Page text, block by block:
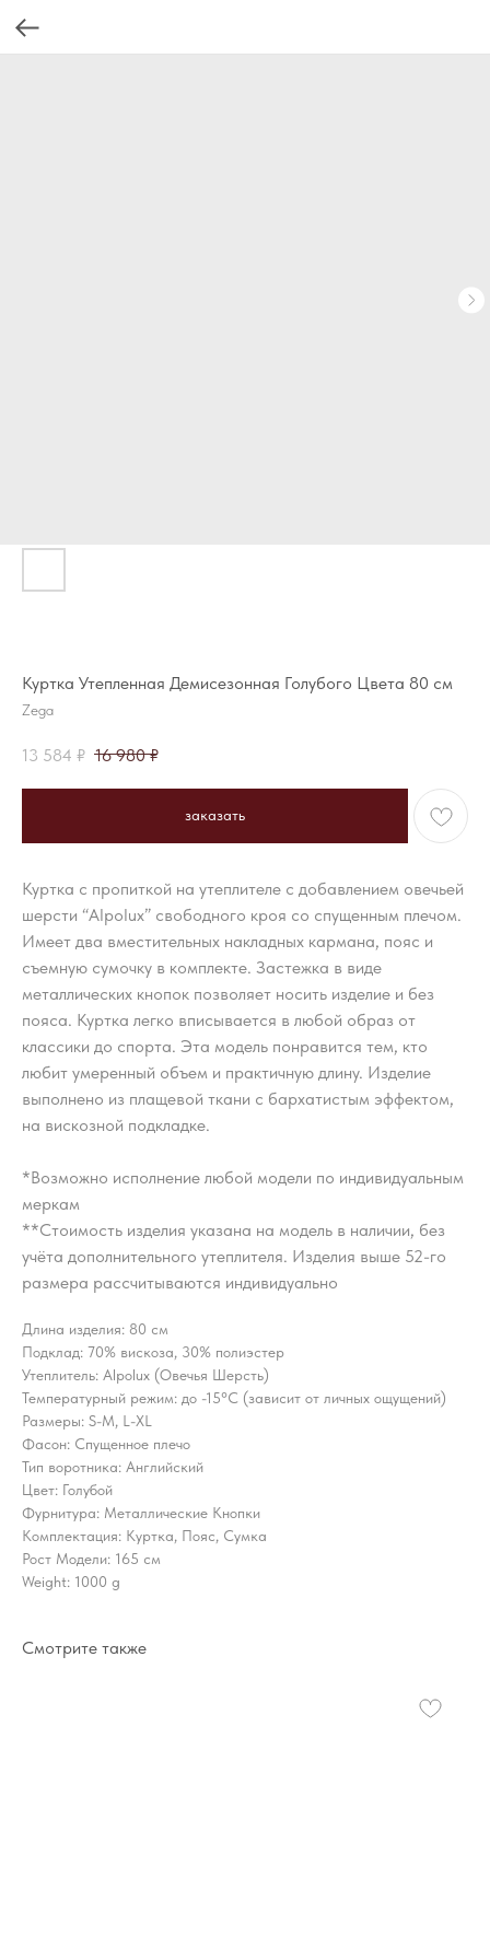
Куртка Утепленная Демисезонная Голубого Цвета 80 см
Zega
13 584 ₽ 16 980 ₽
заказать
Куртка с пропиткой на утеплителе с добавлением овечьей
шерсти “Alpolux” свободного кроя со спущенным плечом.
Имеет два вместительных накладных кармана, пояс и
съемную сумочку в комплекте. Застежка в виде
металлических кнопок позволяет носить изделие и без
пояса. Куртка легко вписывается в любой образ от
классики до спорта. Эта модель понравится тем, кто
любит умеренный объем и практичную длину. Изделие
выполнено из плащевой ткани с бархатистым эффектом,
на вискозной подкладке.
*Возможно исполнение любой модели по индивидуальным
меркам
**Стоимость изделия указана на модель в наличии, без
учёта дополнительного утеплителя. Изделия выше 52-го
размера рассчитываются индивидуально
Длина изделия: 80 см
Подклад: 70% вискоза, 30% полиэстер
Утеплитель: Alpolux (Овечья Шерсть)
Температурный режим: до -15°C (зависит от личных ощущений)
Размеры: S-M, L-XL
Фасон: Спущенное плечо
Тип воротника: Английский
Цвет: Голубой
Фурнитура: Металлические Кнопки
Комплектация: Куртка, Пояс, Сумка
Рост Модели: 165 см
Weight: 1000 g
Смотрите также